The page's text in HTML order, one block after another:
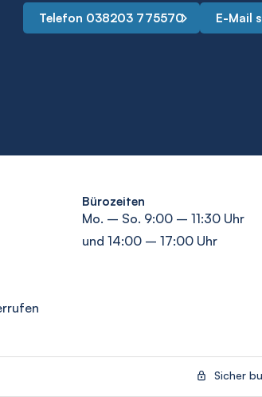
Telefon 038203 775570 E-Mail
Bürozeiten
Mo. – So. 9:00 – 11:30 Uhr
und 14:00 – 17:00 Uhr
Sicher